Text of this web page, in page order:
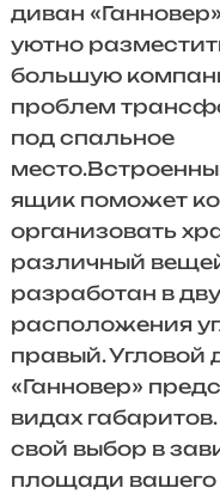
диван
уютно
большую
проблем
под спальное
ящик поможет
организовать
различный
разработан в
расположения
правый. Угловой
«Ганновер»
видах
свой выбор в
площади